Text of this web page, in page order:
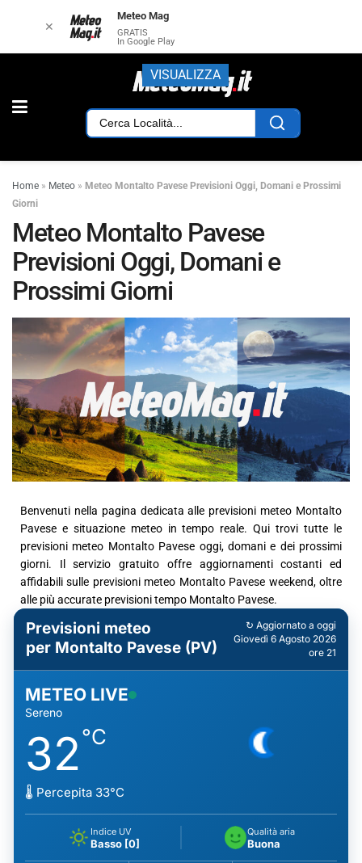
Home » Meteo » Meteo Montalto Pavese Previsioni Oggi, Domani e Prossimi
Giorni
Meteo Montalto Pavese
Previsioni Oggi, Domani e
Prossimi Giorni
Benvenuti nella pagina dedicata alle previsioni meteo Montalto
Pavese e situazione meteo in tempo reale. Qui trovi tutte le
previsioni meteo Montalto Pavese oggi, domani e dei prossimi
giorni. Il servizio gratuito offre aggiornamenti costanti ed
affidabili sulle previsioni meteo Montalto Pavese weekend, oltre
alle più accurate previsioni tempo Montalto Pavese.
Previsioni meteo
per Montalto Pavese (PV)
↻ Aggiornato a oggi
Giovedì 6 Agosto 2026
ore 21
METEO LIVE
Sereno
32°C
🌡️ Percepita 33°C
Indice UV
Basso [0]
Qualità aria
Buona
✕
Meteo Mag
GRATIS
In Google Play
VISUALIZZA